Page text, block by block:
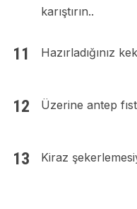
karıştırın..
Hazırladığınız
Üzerine antep
Kiraz